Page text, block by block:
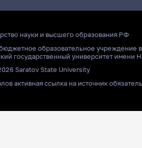
науки и высшего образования РФ
образовательное учреждение
государственный университет имени
Saratov State University
активная ссылка на источник